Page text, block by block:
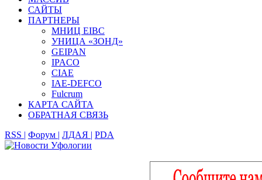
САЙТЫ
ПАРТНЕРЫ
МНИЦ EIBC
УНИЦА «ЗОНД»
GEIPAN
IPACO
CIAE
IAE-DEFCO
Fulcrum
КАРТА САЙТА
ОБРАТНАЯ СВЯЗЬ
RSS | Форум | ЛДАЯ | PDA